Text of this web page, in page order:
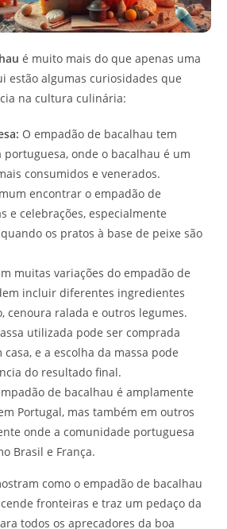
é muito mais do que apenas uma
estão algumas curiosidades que
na cultura culinária:
O empadão de bacalhau tem
onde o bacalhau é um
consumidos e venerados.
encontrar o empadão de
e celebrações, especialmente
os pratos à base de peixe são
muitas variações do empadão de
incluir diferentes ingredientes
cenoura ralada e outros legumes.
utilizada pode ser comprada
e a escolha da massa pode
do resultado final.
de bacalhau é amplamente
Portugal, mas também em outros
onde a comunidade portuguesa
Brasil e França.
como o empadão de bacalhau
fronteiras e traz um pedaço da
todos os aprecadores da boa